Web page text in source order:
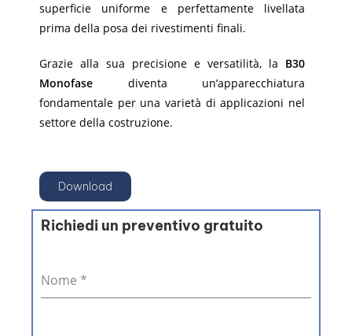
superficie uniforme e perfettamente livellata
prima della posa dei rivestimenti finali.
Grazie alla sua precisione e versatilità, la B30
Monofase diventa un’apparecchiatura
fondamentale per una varietà di applicazioni nel
settore della costruzione.
Download
Richiedi un preventivo gratuito
Nome *